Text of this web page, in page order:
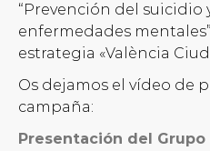
“Prevención del suicidio
enfermedades
estrategia «València
Os dejamos el vídeo de
campaña:
Presentación del